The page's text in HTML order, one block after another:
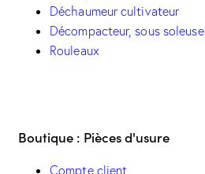
Déchaumeur cultivateur
Décompacteur, sous soleuse
Rouleaux
Boutique : Pièces d'usure
Compte client